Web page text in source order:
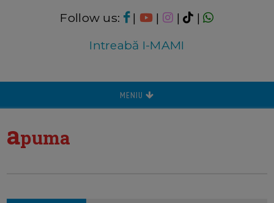
Follow us: | | |
|
Intreabă I-MAMI
MENIU
apuma